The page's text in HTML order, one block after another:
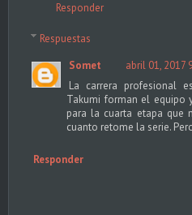
Responder
Respuestas
Somet
abril 01, 2017
La carrera profesional
Takumi forman el equipo
para la cuarta etapa que
cuanto retome la serie.
Responder